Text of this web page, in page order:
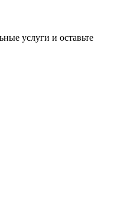
услуги и оставьте